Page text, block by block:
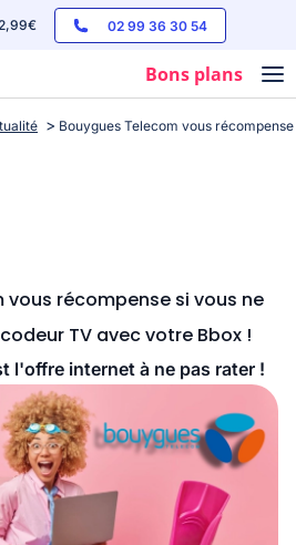
02 99 36 30 54
Bons plans
Bouygues Telecom vous
vous récompense si vous ne
TV avec votre Bbox !
l'offre internet à ne pas rater !